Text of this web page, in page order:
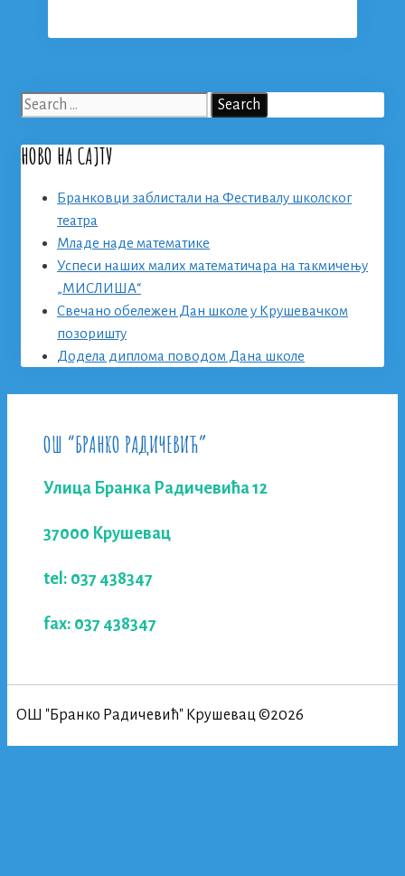
Search
НОВО НА САЈТУ
Бранковци заблистали на Фестивалу школског
театра
Младе наде математике
Успеси наших малих математичара на такмичењу
„МИСЛИША“
Свечано обележен Дан школе у Крушевачком
позоришту
Додела диплома поводом Дана школе
ОШ “БРАНКО РАДИЧЕВИЋ”
Улица Бранка Радичевића 12
37000 Крушевац
tel: 037 438347
fax: 037 438347
ОШ "Бранко Радичевић" Крушевац ©2026